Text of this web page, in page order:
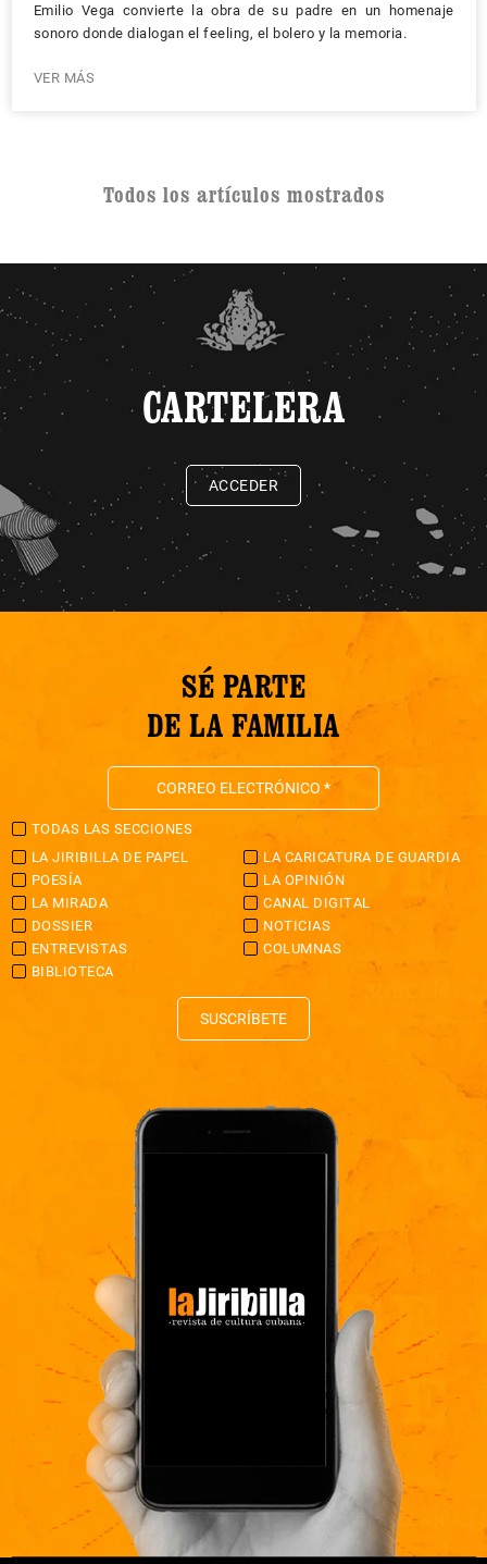
Emilio Vega convierte la obra de su padre en un homenaje
sonoro donde dialogan el feeling, el bolero y la memoria.
VER MÁS
Todos los artículos mostrados
CARTELERA
ACCEDER
SÉ PARTE
DE LA FAMILIA
TODAS LAS SECCIONES
LA JIRIBILLA DE PAPEL
LA CARICATURA DE GUARDIA
POESÍA
LA OPINIÓN
LA MIRADA
CANAL DIGITAL
DOSSIER
NOTICIAS
ENTREVISTAS
COLUMNAS
BIBLIOTECA
SUSCRÍBETE